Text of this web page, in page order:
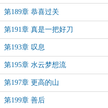
第189章 恭喜过关
第191章 真是一把好刀
第193章 叹息
第195章 水云梦想流
第197章 更高的山
第199章 善后